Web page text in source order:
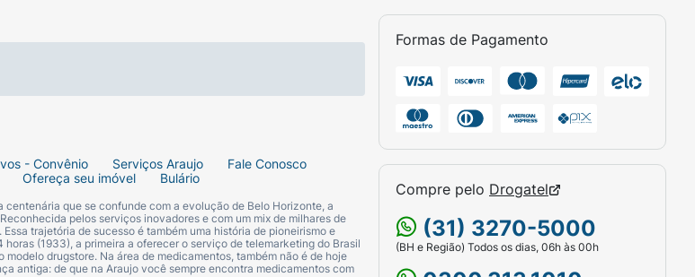
- Convênio Serviços Araujo
Fale Conosco
Ofereça seu imóvel Bulário
que se confunde com a evolução de Belo Horizonte, a
pelos serviços inovadores e com um mix de milhares de
trajetória de sucesso é também uma história de pioneirismo e
(1933), a primeira a oferecer o serviço de telemarketing do Brasil
drugstore. Na área de medicamentos, também não é de hoje
antiga: de que na Araujo você sempre encontra medicamentos com
Formas de Pagamento
Compre pelo Drogatel
(31) 3270-5000
(BH e Região) Todos os dias, 06h às 00h